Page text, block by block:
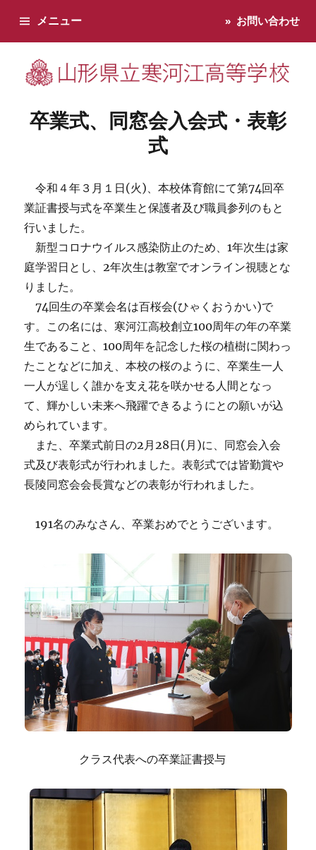
寒河江高校です。学校からのお知らせ、学校生活などお知らせし
メニュー お問い合わせ
卒業式、同窓会入会式・表彰
式
令和４年３月１日(火)、本校体育館にて第74回卒
業証書授与式を卒業生と保護者及び職員参列のもと
行いました。
新型コロナウイルス感染防止のため、1年次生は家
庭学習日とし、2年次生は教室でオンライン視聴とな
りました。
74回生の卒業会名は百桜会(ひゃくおうかい)で
す。この名には、寒河江高校創立100周年の年の卒業
生であること、100周年を記念した桜の植樹に関わっ
たことなどに加え、本校の桜のように、卒業生一人
一人が逞しく誰かを支え花を咲かせる人間となっ
て、輝かしい未来へ飛躍できるようにとの願いが込
められています。
また、卒業式前日の2月28日(月)に、同窓会入会
式及び表彰式が行われました。表彰式では皆勤賞や
長陵同窓会会長賞などの表彰が行われました。
191名のみなさん、卒業おめでとうございます。
クラス代表への卒業証書授与